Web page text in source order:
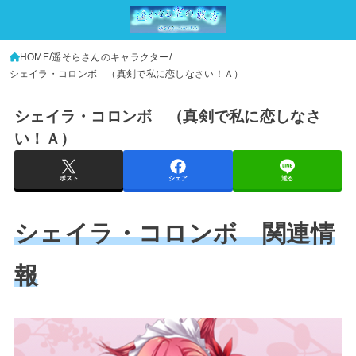
HOME 遥そらさんのキャラクター
シェイラ・コロンボ （真剣で私に恋しなさい！Ａ）
シェイラ・コロンボ （真剣で私に恋しなさ
い！Ａ）
ポスト シェア 送る
シェイラ・コロンボ 関連情
報